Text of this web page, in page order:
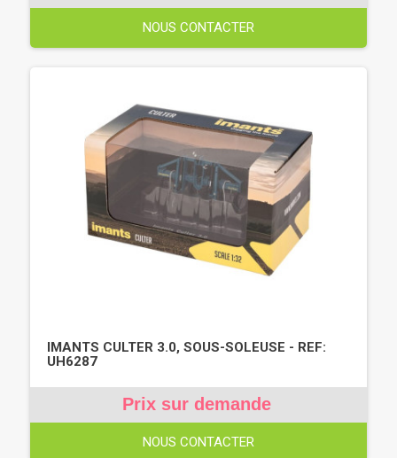
NOUS CONTACTER
IMANTS CULTER 3.0, SOUS-SOLEUSE - REF:
UH6287
Prix sur demande
NOUS CONTACTER